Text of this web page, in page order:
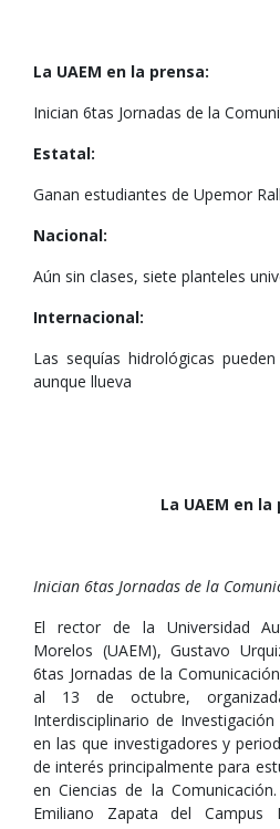
La UAEM en la prensa:
Inician 6tas Jornadas de la
Estatal:
Ganan estudiantes de Upemor
Nacional:
Aún sin clases, siete planteles
Internacional:
Las sequías hidrológicas
aunque llueva
La UAEM en la
Inician 6tas Jornadas de la
El rector de la Universidad
Morelos (UAEM), Gustavo
6tas Jornadas de la
al 13 de octubre,
Interdisciplinario de
en las que investigadores y
de interés principalmente para
en Ciencias de la
Emiliano Zapata del Campus